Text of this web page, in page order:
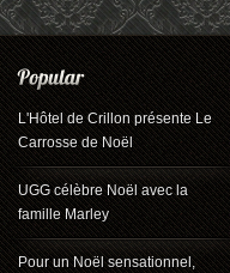
L'Hôtel de Crillon présente Le
Carrosse de Noël
UGG célèbre Noël avec la
famille Marley
Pour un Noël sensationnel,